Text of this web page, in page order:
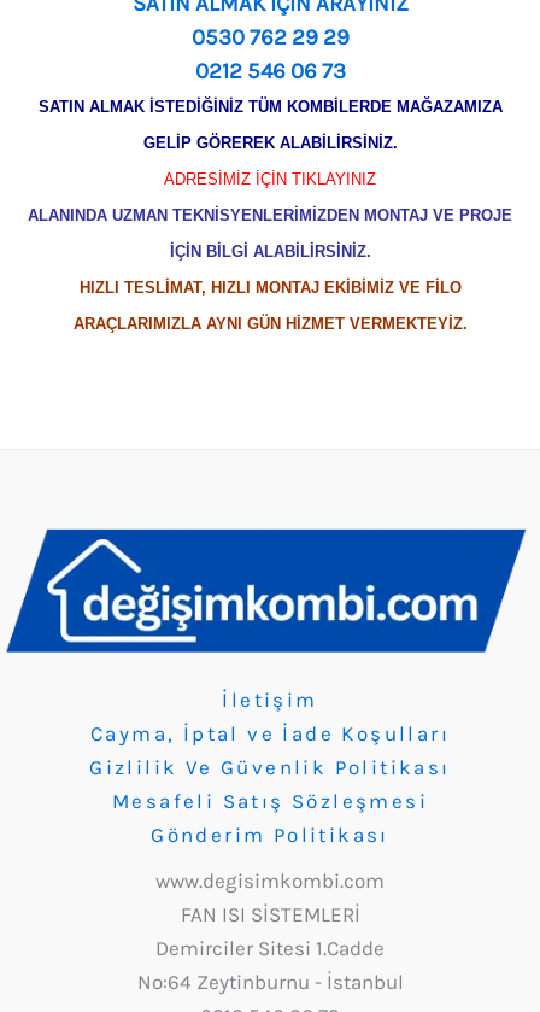
0530 762 29 29
0212 546 06 73
SATIN ALMAK İSTEDİĞİNİZ TÜM KOMBİLERDE MAĞAZAMIZA
GELİP GÖREREK ALABİLİRSİNİZ.
ADRESİMİZ İÇİN TIKLAYINIZ
ALANINDA UZMAN TEKNİSYENLERİMİZDEN MONTAJ VE PROJE
İÇİN BİLGİ ALABİLİRSİNİZ.
HIZLI TESLİMAT, HIZLI MONTAJ EKİBİMİZ VE FİLO
ARAÇLARIMIZLA AYNI GÜN HİZMET VERMEKTEYİZ.
İletişim
Cayma, İptal ve İade Koşulları
Gizlilik Ve Güvenlik Politikası
Mesafeli Satış Sözleşmesi
Gönderim Politikası
www.degisimkombi.com
FAN ISI SİSTEMLERİ
Demirciler Sitesi 1.Cadde
No:64 Zeytinburnu - İstanbul